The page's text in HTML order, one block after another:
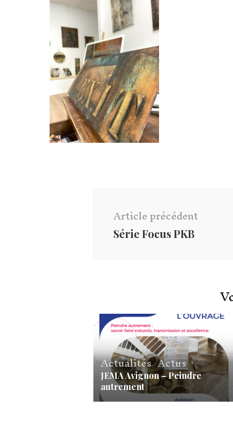
d'article
Article précédent
Série Focus PKB
Actualités,Actus
JEMA Avignon – Peindre
autrement